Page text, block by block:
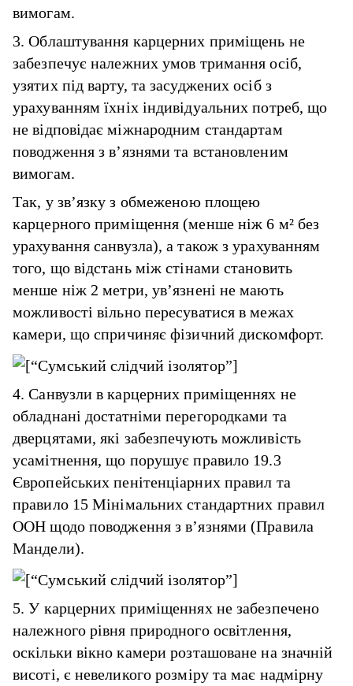
вимогам.
3. Облаштування карцерних приміщень не
забезпечує належних умов тримання осіб,
узятих під варту, та засуджених осіб з
урахуванням їхніх індивідуальних потреб, що
не відповідає міжнародним стандартам
поводження з в’язнями та встановленим
вимогам.
Так, у зв’язку з обмеженою площею
карцерного приміщення (менше ніж 6 м² без
урахування санвузла), а також з урахуванням
того, що відстань між стінами становить
менше ніж 2 метри, ув’язнені не мають
можливості вільно пересуватися в межах
камери, що спричиняє фізичний дискомфорт.
4. Санвузли в карцерних приміщеннях не
обладнані достатніми перегородками та
дверцятами, які забезпечують можливість
усамітнення, що порушує правило 19.3
Європейських пенітенціарних правил та
правило 15 Мінімальних стандартних правил
ООН щодо поводження з в’язнями (Правила
Мандели).
5. У карцерних приміщеннях не забезпечено
належного рівня природного освітлення,
оскільки вікно камери розташоване на значній
висоті, є невеликого розміру та має надмірну